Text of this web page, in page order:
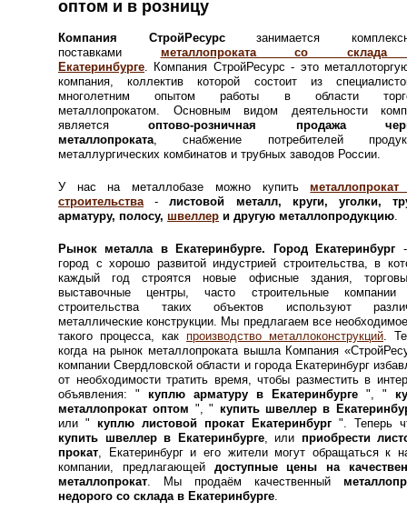
оптом и в розницу
Компания СтройРесурсзанимается
поставками
металлопроката со
Екатеринбурге. Компания СтройРесурс - это
компания, коллектив которой состоит из
многолетним опытом работы в области
металлопрокатом. Основным видом деятельности
являетсяоптово-розничная продажа
металлопроката,снабжение потребителей
металлургических комбинатов и трубных заводов России.
У нас на металлобазе можно купить
строительства-листовой металл, круги, уголки,
арматуру, полосу, швеллер и другую металлопродукцию.
Рынок металла в Екатеринбурге. Город Екатеринбург
город с хорошо развитой индустрией строительства, в
каждый год строятся новые офисные здания,
выставочные центры, часто строительные
строительства таких объектов используют
металлические конструкции. Мы предлагаем все
такого процесса, как производство металлоконструкций.
когда на рынок металлопроката вышла Компания
компании Свердловской области и города Екатеринбург
от необходимости тратить время, чтобы разместить в
объявления: " куплю арматуру в Екатеринбурге ", "
металлопрокат оптом ", " купить швеллер в
или " куплю листовой прокат Екатеринбург ". Теперь
купить швеллер в Екатеринбурге, или приобрести
прокат, Екатеринбург и его жители могут обращаться к
компании, предлагающей доступные цены на
металлопрокат. Мы продаём качественный
недорого со склада в Екатеринбурге.